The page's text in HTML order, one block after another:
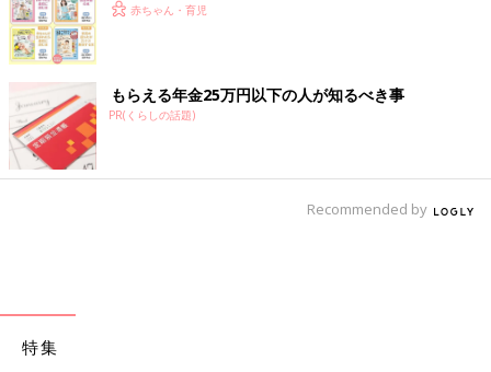
赤ちゃん・育児
もらえる年金25万円以下の人が知るべき事
PR(くらしの話題)
Recommended by
特集